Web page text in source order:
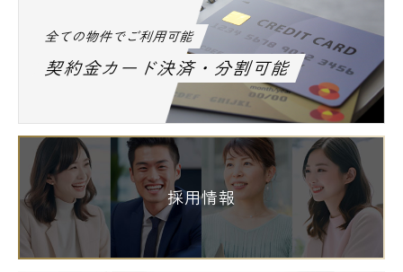
全ての物件でご利用可能
契約金カード決済・分割可能
採用情報